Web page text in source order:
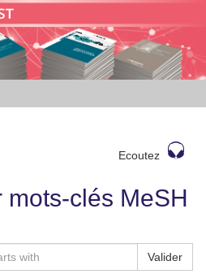
Ecoutez
mots-clés MeSH
Valider